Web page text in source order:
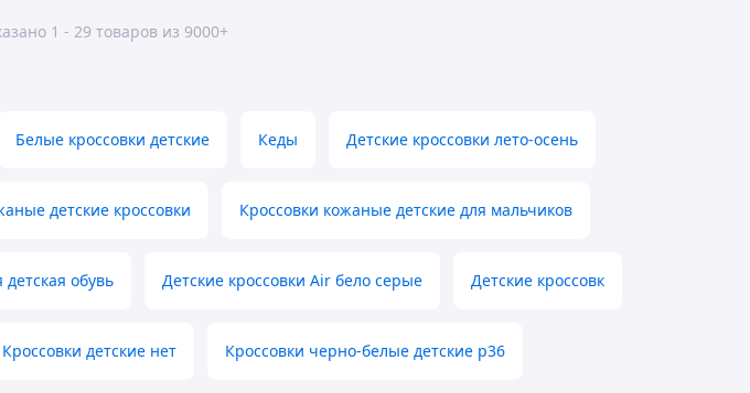
1 - 29 товаров из 9000+
Белые кроссовки детские Кеды Детские кроссовки лето-осень
детские кроссовки Кроссовки кожаные детские для мальчиков
обувь Детские кроссовки Air бело серые Детские кроссовк
Кроссовки детские нет Кроссовки черно-белые детские р36